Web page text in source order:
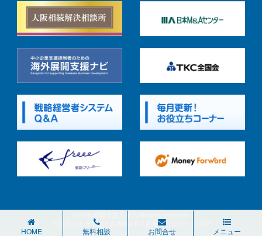
HOME 無料相談 お問合せ メニュー
©2026 税理士法人AIO All rights reserved.
大阪府大阪市中央区高麗橋4-5-2 高麗橋ウェストビル2F